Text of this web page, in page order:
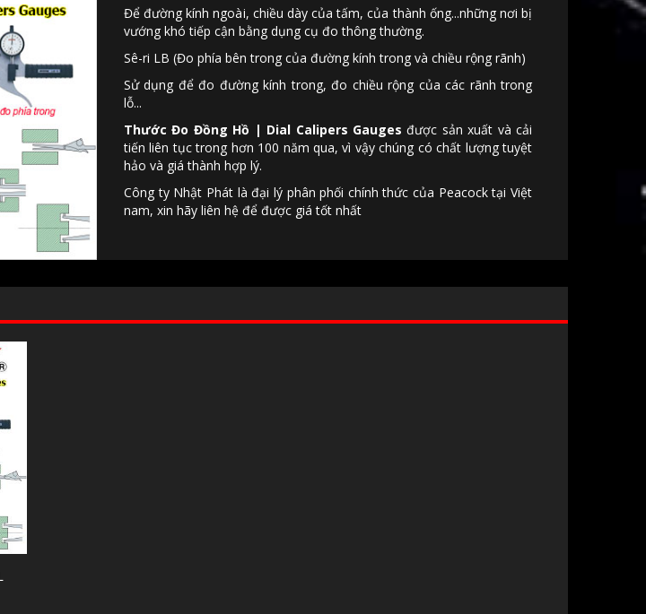
Để đường kính ngoài, chiều dày của tấm, của thành ống...những nơi bị
vướng khó tiếp cận bằng dụng cụ đo thông thường.
Sê-ri LB (Đo phía bên trong của đường kính trong và chiều rộng rãnh)
Sử dụng để đo đường kính trong, đo chiều rộng của các rãnh trong
lỗ...
Thước Đo Đồng Hồ | Dial Calipers Gauges được sản xuất và cải
tiến liên tục trong hơn 100 năm qua, vì vậy chúng có chất lượng tuyệt
hảo và giá thành hợp lý.
Công ty Nhật Phát là đại lý phân phối chính thức của Peacock tại Việt
nam, xin hãy liên hệ để được giá tốt nhất